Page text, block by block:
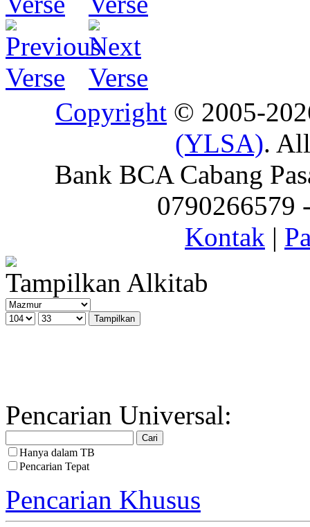
Copyright © 2005-
(YLSA).
Bank BCA Cabang
0790266579
Kontak |
Tampilkan Alkitab
Pencarian Universal:
Hanya dalam TB
Pencarian Tepat
Pencarian Khusus